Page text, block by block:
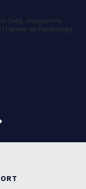
Selig, analysent la
de l’emballage